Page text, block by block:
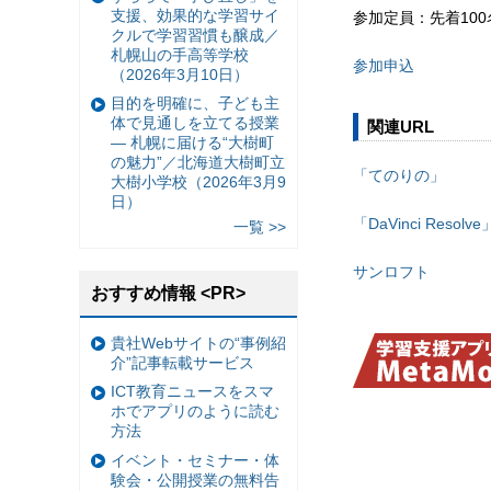
参加定員：先着100
参加申込
関連URL
「てのりの」
「DaVinci Resolve
サンロフト
支援、効果的な学習サイ
クルで学習習慣も醸成／
札幌山の手高等学校
（2026年3月10日）
目的を明確に、子ども主
体で見通しを立てる授業
— 札幌に届ける“大樹町
の魅力”／北海道大樹町立
大樹小学校（2026年3月9
日）
一覧 >>
おすすめ情報 <PR>
貴社Webサイトの“事例紹
介”記事転載サービス
ICT教育ニュースをスマ
ホでアプリのように読む
方法
イベント・セミナー・体
験会・公開授業の無料告